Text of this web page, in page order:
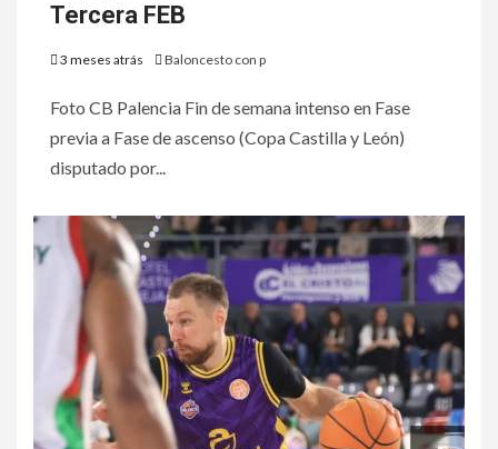
Tercera FEB
3 meses atrás Baloncesto con p
Foto CB Palencia Fin de semana intenso en Fase
previa a Fase de ascenso (Copa Castilla y León)
disputado por...